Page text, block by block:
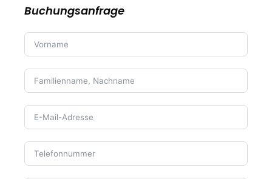
Buchungsanfrage